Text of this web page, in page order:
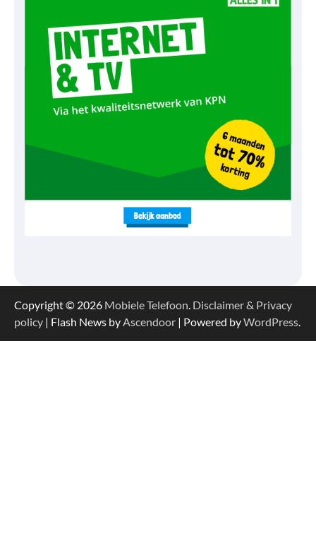
Copyright © 2026 Mobiele Telefoon. Disclaimer & Privacy
policy | Flash News byAscendoor | Powered byWordPress.